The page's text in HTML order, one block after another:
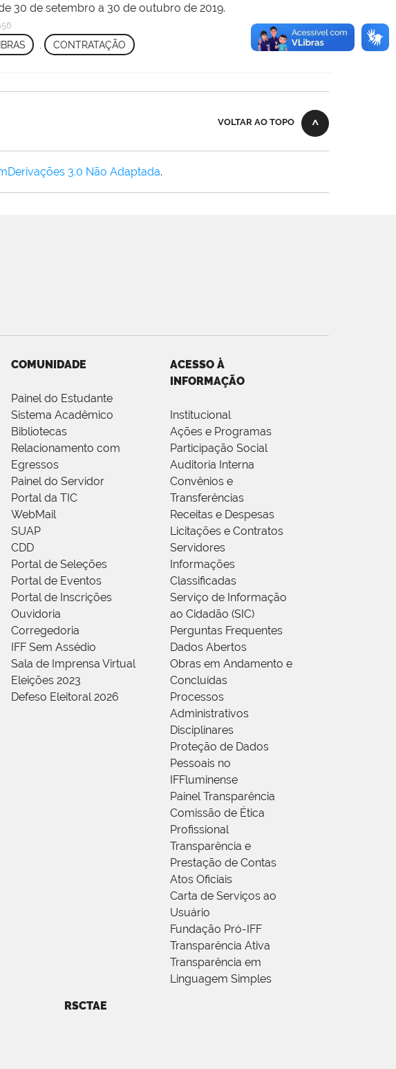
30 de setembro a 30 de outubro de 2019.
, CONTRATAÇÃO
VOLTAR AO TOPO
3.0 Não Adaptada.
COMUNIDADE
Painel do Estudante
Sistema Acadêmico
Bibliotecas
Relacionamento com
Egressos
Painel do Servidor
Portal da TIC
WebMail
SUAP
CDD
Portal de Seleções
Portal de Eventos
Portal de Inscrições
Ouvidoria
Corregedoria
IFF Sem Assédio
Sala de Imprensa Virtual
Eleições 2023
Defeso Eleitoral 2026
ACESSO À
INFORMAÇÃO
Institucional
Ações e Programas
Participação Social
Auditoria Interna
Convênios e
Transferências
Receitas e Despesas
Licitações e Contratos
Servidores
Informações
Classificadas
Serviço de Informação
ao Cidadão (SIC)
Perguntas Frequentes
Dados Abertos
Obras em Andamento e
Concluídas
Processos
Administrativos
Disciplinares
Proteção de Dados
Pessoais no
IFFluminense
Painel Transparência
Comissão de Ética
Profissional
Transparência e
Prestação de Contas
Atos Oficiais
Carta de Serviços ao
Usuário
Fundação Pró-IFF
Transparência Ativa
Transparência em
Linguagem Simples
RSCTAE